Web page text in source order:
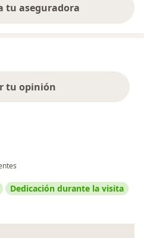
tu aseguradora
tu opinión
Dedicación durante la visita